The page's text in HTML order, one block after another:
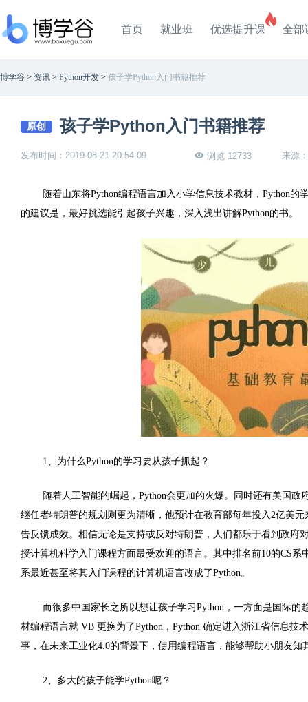
首页 就业班 优选提升课 全部
博学谷 > 资讯 > Python开发 > 孩子学Python入门书籍推荐
原创 孩子学Python入门书籍推荐
发布时间：2019-08-21 20:54:09 浏览 12733 来源
随着山东将Python编程语言加入小学信息技术教材，Python
的建议是，最好挑选能引起孩子兴趣，深入浅出讲解Python的书。
1、为什么Python的学习要从孩子抓起？
随着人工智能的崛起，Python会更加的火爆。同时还有美国政
继任者特朗普的规划则更为清晰，他预计在教育部每年投入2亿美
告反馈成效。相信无论是支持或反对特朗普，人们都乐于看到政府
授计算机科学入门课程方面最受欢迎的语言。其中排名前10的CS
系最近甚至将其入门课程的计算机语言改成了Python。
而很多中国家长之所以想让孩子学习Python，一方面是国际
材编程语言就 VB 更换为了Python，Python 确定进入浙江省信息
事，在未来工业化4.0的背景下，使用编程语言，能够帮助小朋友
2、多大的孩子能学Python呢？